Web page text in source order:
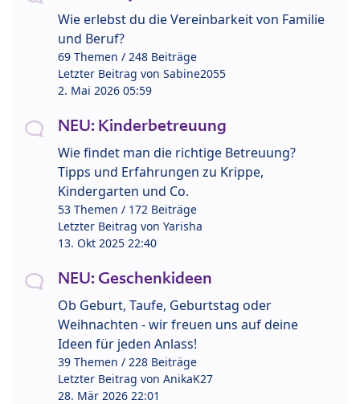
Wie erlebst du die Vereinbarkeit von Familie
und Beruf?
69 Themen / 248 Beiträge
Letzter Beitrag von Sabine2055
2. Mai 2026 05:59
NEU: Kinderbetreuung
Wie findet man die richtige Betreuung?
Tipps und Erfahrungen zu Krippe,
Kindergarten und Co.
53 Themen / 172 Beiträge
Letzter Beitrag von Yarisha
13. Okt 2025 22:40
NEU: Geschenkideen
Ob Geburt, Taufe, Geburtstag oder
Weihnachten - wir freuen uns auf deine
Ideen für jeden Anlass!
39 Themen / 228 Beiträge
Letzter Beitrag von AnikaK27
28. Mär 2026 22:01